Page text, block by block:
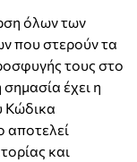
όλων των
που στερούν τα
τους στο
έχει η
Κώδικα
αποτελεί
και